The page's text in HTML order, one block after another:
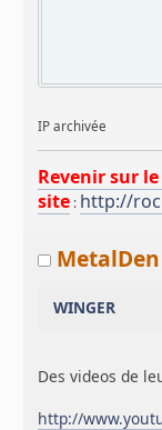
IP archivée
Revenir sur
site : http://
MetalDen
WINGER
Des videos de
http://